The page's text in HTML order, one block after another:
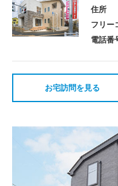
住所
フリー
電話番
お宅訪問を見る